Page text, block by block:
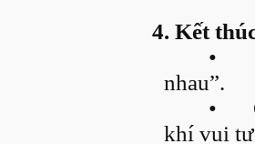
4. Kết
•
nhau”.
•
khí vui